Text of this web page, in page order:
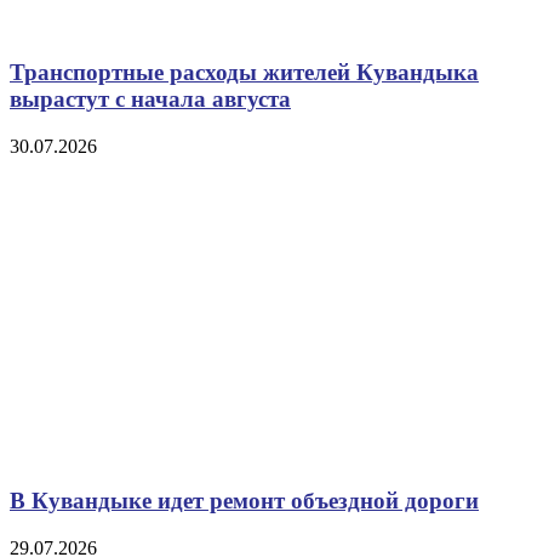
Транспортные расходы жителей Кувандыка
вырастут с начала августа
30.07.2026
В Кувандыке идет ремонт объездной дороги
29.07.2026